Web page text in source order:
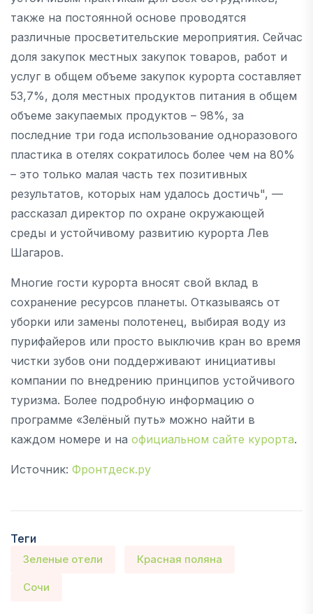
также на постоянной основе проводятся
различные просветительские мероприятия. Сейчас
доля закупок местных закупок товаров, работ и
услуг в общем объеме закупок курорта составляет
53,7%, доля местных продуктов питания в общем
объеме закупаемых продуктов – 98%, за
последние три года использование одноразового
пластика в отелях сократилось более чем на 80%
– это только малая часть тех позитивных
результатов, которых нам удалось достичь", —
рассказал директор по охране окружающей
среды и устойчивому развитию курорта Лев
Шагаров.
Многие гости курорта вносят свой вклад в
сохранение ресурсов планеты. Отказываясь от
уборки или замены полотенец, выбирая воду из
пурифайеров или просто выключив кран во время
чистки зубов они поддерживают инициативы
компании по внедрению принципов устойчивого
туризма. Более подробную информацию о
программе «Зелёный путь» можно найти в
каждом номере и на официальном сайте курорта.
Источник: Фронтдеск.ру
Теги
Зеленые отели Красная поляна
Сочи